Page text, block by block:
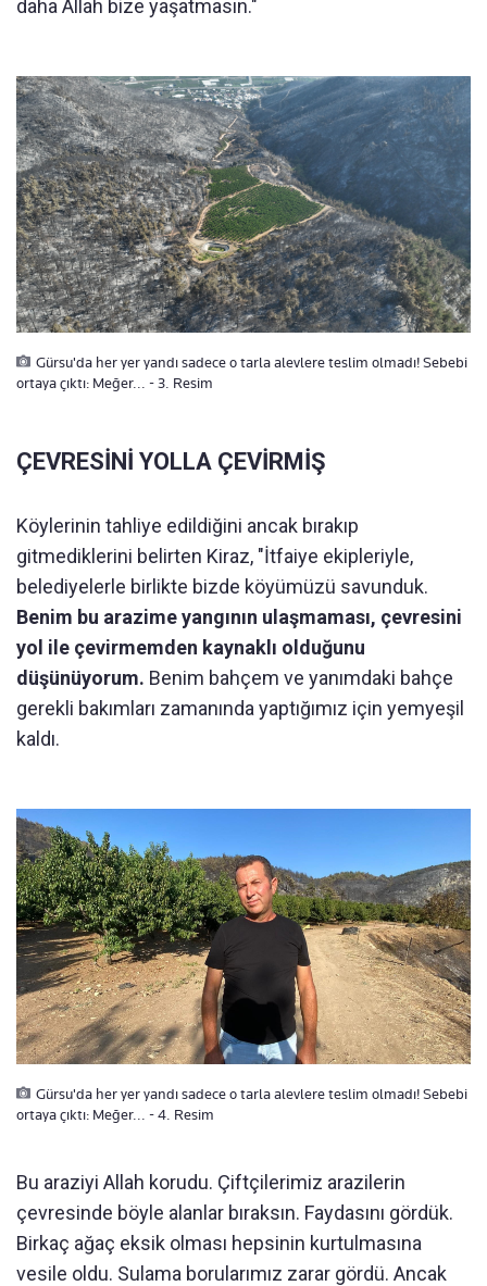
daha Allah bize yaşatmasın."
Gürsu'da her yer yandı sadece o tarla alevlere teslim olmadı! Sebebi
ortaya çıktı: Meğer... - 3. Resim
ÇEVRESİNİ YOLLA ÇEVİRMİŞ
Köylerinin tahliye edildiğini ancak bırakıp
gitmediklerini belirten Kiraz, "İtfaiye ekipleriyle,
belediyelerle birlikte bizde köyümüzü savunduk.
Benim bu arazime yangının ulaşmaması, çevresini
yol ile çevirmemden kaynaklı olduğunu
düşünüyorum. Benim bahçem ve yanımdaki bahçe
gerekli bakımları zamanında yaptığımız için yemyeşil
kaldı.
Gürsu'da her yer yandı sadece o tarla alevlere teslim olmadı! Sebebi
ortaya çıktı: Meğer... - 4. Resim
Bu araziyi Allah korudu. Çiftçilerimiz arazilerin
çevresinde böyle alanlar bıraksın. Faydasını gördük.
Birkaç ağaç eksik olması hepsinin kurtulmasına
vesile oldu. Sulama borularımız zarar gördü. Ancak